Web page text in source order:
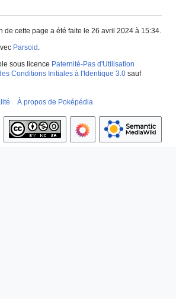
de cette page a été faite le 26 avril 2024 à 15:34.
Parsoid .
sous licence Paternité-Pas d'Utilisation
Conditions Initiales à l'Identique 3.0 sauf
À propos de Poképédia